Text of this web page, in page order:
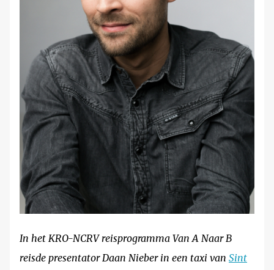
In het KRO-NCRV reisprogramma Van A Naar B
reisde presentator Daan Nieber in een taxi van Sint